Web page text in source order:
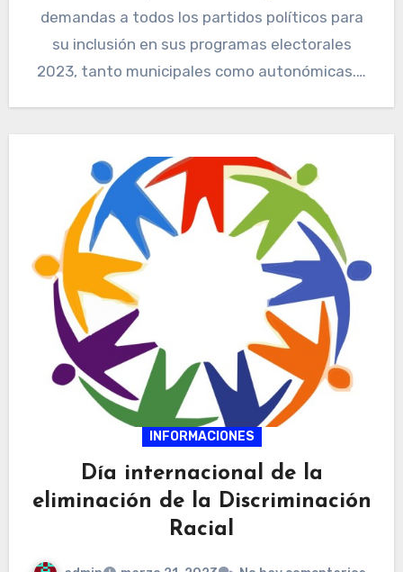
demandas a todos los partidos políticos para
su inclusión en sus programas electorales
2023, tanto municipales como autonómicas.…
INFORMACIONES
Día internacional de la
eliminación de la Discriminación
Racial